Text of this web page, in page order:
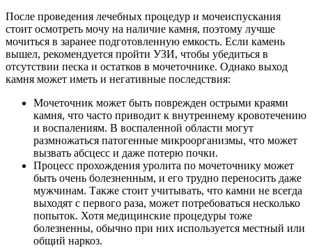
После проведения лечебных процедур и мочеиспускания
стоит осмотреть мочу на наличие камня, поэтому лучше
мочиться в заранее подготовленную емкость. Если камень
вышел, рекомендуется пройти УЗИ, чтобы убедиться в
отсутствии песка и остатков в мочеточнике. Однако выход
камня может иметь и негативные последствия:
Мочеточник может быть поврежден острыми краями
камня, что часто приводит к внутреннему кровотечению
и воспалениям. В воспаленной области могут
размножаться патогенные микроорганизмы, что может
вызвать абсцесс и даже потерю почки.
Процесс прохождения уролита по мочеточнику может
быть очень болезненным, и его трудно переносить даже
мужчинам. Также стоит учитывать, что камни не всегда
выходят с первого раза, может потребоваться несколько
попыток. Хотя медицинские процедуры тоже
болезненны, обычно при них используется местный или
общий наркоз.